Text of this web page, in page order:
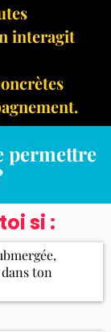
interagit
permettre
si :
ton